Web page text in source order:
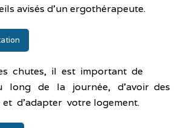
avisés d’un ergothérapeute.
chutes, il est important de
long de la journée, d’avoir des
d’adapter votre logement.